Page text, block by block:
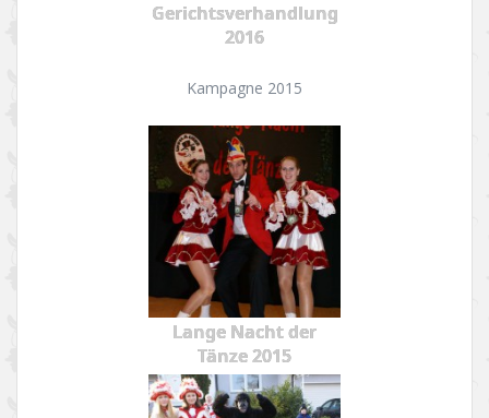
Gerichtsverhandlung
2016
Kampagne 2015
Lange Nacht der
Tänze 2015